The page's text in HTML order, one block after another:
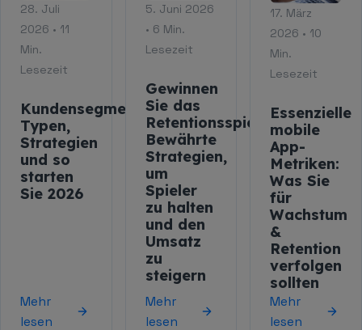
28. Juli
2026 • 11
Min.
Lesezeit
Kundensegmentierung:
Typen,
Strategien
und so
starten
Sie 2026
Mehr
lesen
5. Juni 2026
• 6 Min.
Lesezeit
Gewinnen
Sie das
Retentionsspiel:
Bewährte
Strategien,
um
Spieler
zu halten
und den
Umsatz
zu
steigern
Mehr
lesen
17. März
2026 • 10
Min.
Lesezeit
Essenzielle
mobile
App-
Metriken:
Was Sie
für
Wachstum
&
Retention
verfolgen
sollten
Mehr
lesen